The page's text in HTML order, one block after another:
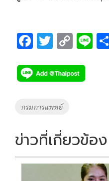
F
e
b
o
k
T
tt
er
C
p
y
k
Li
Tags
กรมการแพทย์
ข่าวที่เกี่ยวข้อง